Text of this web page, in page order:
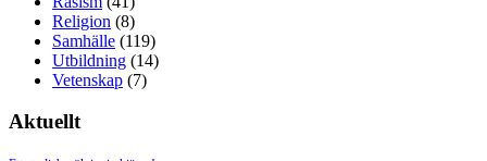
Religion (8)
Samhälle (119)
Utbildning (14)
Vetenskap (7)
Aktuellt